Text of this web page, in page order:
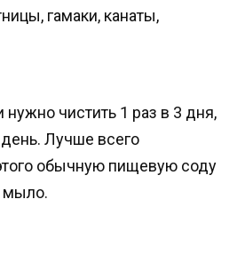
гамаки, канаты,
чистить 1 раз в 3 дня,
Лучше всего
обычную пищевую соду
мыло.